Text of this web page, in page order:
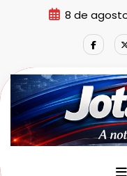
8 de